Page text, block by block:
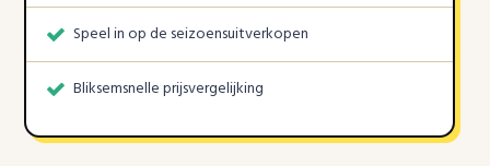
Speel in op de seizoensuitverkopen
Bliksemsnelle prijsvergelijking